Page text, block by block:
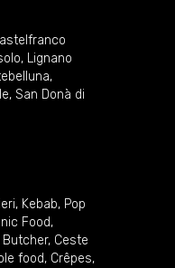
, Lignano
,
, San Donà di
, Kebab, Pop
Food,
Butcher, Ceste
food, Crêpes,